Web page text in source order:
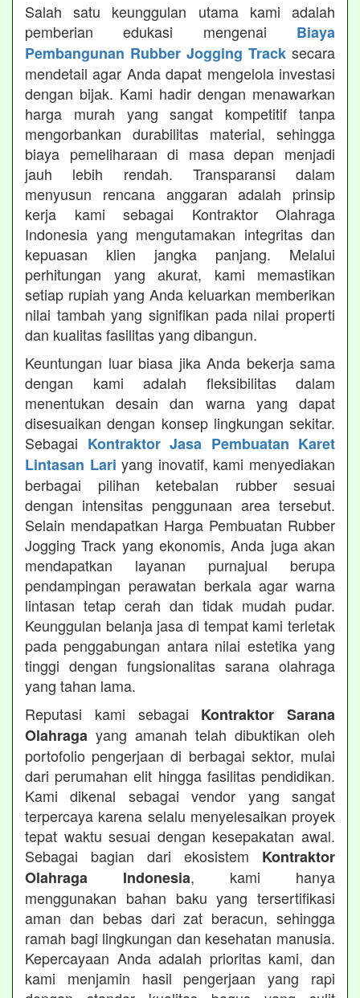
Salah satu keunggulan utama kami adalah
pemberian edukasi mengenai Biaya
Pembangunan Rubber Jogging Track secara
mendetail agar Anda dapat mengelola investasi
dengan bijak. Kami hadir dengan menawarkan
harga murah yang sangat kompetitif tanpa
mengorbankan durabilitas material, sehingga
biaya pemeliharaan di masa depan menjadi
jauh lebih rendah. Transparansi dalam
menyusun rencana anggaran adalah prinsip
kerja kami sebagai Kontraktor Olahraga
Indonesia yang mengutamakan integritas dan
kepuasan klien jangka panjang. Melalui
perhitungan yang akurat, kami memastikan
setiap rupiah yang Anda keluarkan memberikan
nilai tambah yang signifikan pada nilai properti
dan kualitas fasilitas yang dibangun.
Keuntungan luar biasa jika Anda bekerja sama
dengan kami adalah fleksibilitas dalam
menentukan desain dan warna yang dapat
disesuaikan dengan konsep lingkungan sekitar.
Sebagai Kontraktor Jasa Pembuatan Karet
Lintasan Lari yang inovatif, kami menyediakan
berbagai pilihan ketebalan rubber sesuai
dengan intensitas penggunaan area tersebut.
Selain mendapatkan Harga Pembuatan Rubber
Jogging Track yang ekonomis, Anda juga akan
mendapatkan layanan purnajual berupa
pendampingan perawatan berkala agar warna
lintasan tetap cerah dan tidak mudah pudar.
Keunggulan belanja jasa di tempat kami terletak
pada penggabungan antara nilai estetika yang
tinggi dengan fungsionalitas sarana olahraga
yang tahan lama.
Reputasi kami sebagai Kontraktor Sarana
Olahraga yang amanah telah dibuktikan oleh
portofolio pengerjaan di berbagai sektor, mulai
dari perumahan elit hingga fasilitas pendidikan.
Kami dikenal sebagai vendor yang sangat
terpercaya karena selalu menyelesaikan proyek
tepat waktu sesuai dengan kesepakatan awal.
Sebagai bagian dari ekosistem Kontraktor
Olahraga Indonesia, kami hanya
menggunakan bahan baku yang tersertifikasi
aman dan bebas dari zat beracun, sehingga
ramah bagi lingkungan dan kesehatan manusia.
Kepercayaan Anda adalah prioritas kami, dan
kami menjamin hasil pengerjaan yang rapi